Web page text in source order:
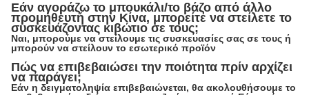
Εάν αγοράζω το μπουκάλι/το βάζο από άλλο
προμηθευτή στην Κίνα, μπορείτε να στείλετε το
συσκευάζοντας κιβώτιο σε τους;
Ναι, μπορούμε να στείλουμε τις συσκευασίες σας σε τους ή
μπορούν να στείλουν το εσωτερικό προϊόν
Πώς να επιβεβαιώσει την ποιότητα πρίν αρχίζει
να παράγει;
Εάν η δειγματοληψία επιβεβαιώνεται, θα ακολουθήσουμε το